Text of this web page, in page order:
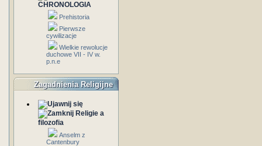
CHRONOLOGIA
Prehistoria
Pierwsze
cywilizacje
Wielkie rewolucje
duchowe VII - IV w.
p.n.e
Zagadnienia Religijne
Religie a
filozofia
Anselm z
Cantenbury